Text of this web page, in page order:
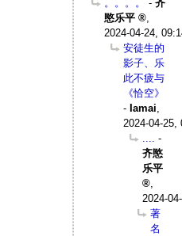
。。。。
-齐
愍乐平
,
2024-04-24,
安徒生的
影子、乐
此不疲与
《恰空》
- Iamai,
2024-04-25,
.... -
齐愍
乐平
,
2024-
著
名